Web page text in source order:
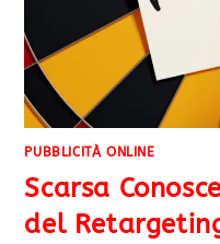
PUBBLICITÀ ONLINE
Scarsa
del